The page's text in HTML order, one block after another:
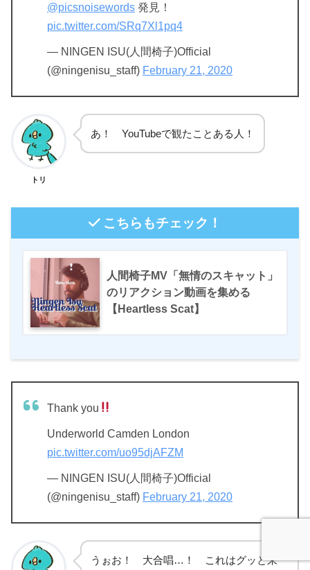
@picsnoisewords 発見！
pic.twitter.com/SRq7Xl1pq4
— NINGEN ISU(人間椅子)Official
(@ningenisu_staff) February 21, 2020
トリ
あ！ YouTubeで観たことある人！
こちらもチェック！
人間椅子MV「無情のスキャット」
のリアクション動画を集める
【Heartless Scat】
Thank you
Underworld Camden London
pic.twitter.com/uo95djAFZM
— NINGEN ISU(人間椅子)Official
(@ningenisu_staff) February 21, 2020
うぉお！ 大合唱…！ これはグッと来